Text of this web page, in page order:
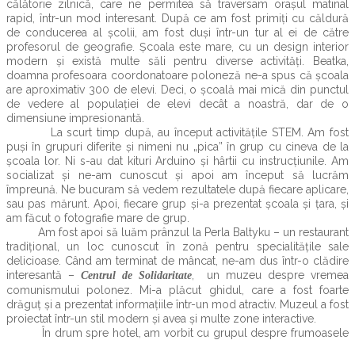
călătorie zilnică, care ne permitea să traversam orașul matinal
rapid, într-un mod interesant. După ce am fost primiți cu căldură
de conducerea al școlii, am fost duși într-un tur al ei de către
profesorul de geografie. Școala este mare, cu un design interior
modern și există multe săli pentru diverse activități. Beatka,
doamna profesoara coordonatoare poloneză ne-a spus că școala
are aproximativ 300 de elevi. Deci, o școală mai mică din punctul
de vedere al populației de elevi decât a noastră, dar de o
dimensiune impresionantă.
La scurt timp după, au început activitățile STEM. Am fost
puși în grupuri diferite și nimeni nu „pica” în grup cu cineva de la
școala lor. Ni s-au dat kituri Arduino și hârtii cu instrucțiunile. Am
socializat și ne-am cunoscut și apoi am început să lucrăm
împreună. Ne bucuram să vedem rezultatele după fiecare aplicare,
sau pas mărunt. Apoi, fiecare grup și-a prezentat școala și țara, și
am făcut o fotografie mare de grup.
Am fost apoi să luăm prânzul la Perla Baltyku – un restaurant
tradițional, un loc cunoscut în zonă pentru specialitățile sale
delicioase. Când am terminat de mâncat, ne-am dus într-o clădire
interesantă – Centrul de Solidaritate , un muzeu despre vremea
comunismului polonez. Mi-a plăcut ghidul, care a fost foarte
drăguț și a prezentat informațiile într-un mod atractiv. Muzeul a fost
proiectat într-un stil modern și avea și multe zone interactive.
În drum spre hotel, am vorbit cu grupul despre frumoasele